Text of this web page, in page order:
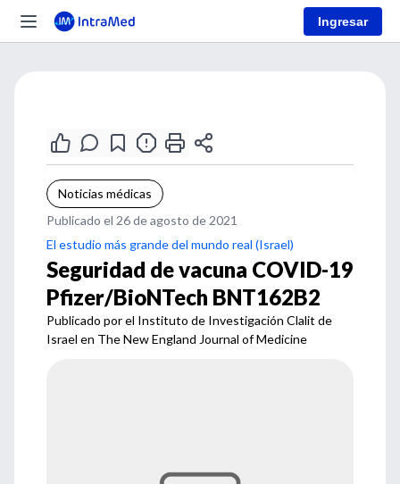
Ingresar
Noticias médicas
Publicado el 26 de agosto de 2021
El estudio más grande del mundo real (Israel)
Seguridad de vacuna COVID-19
Pfizer/BioNTech BNT162B2
Publicado por el Instituto de Investigación Clalit de
Israel en The New England Journal of Medicine